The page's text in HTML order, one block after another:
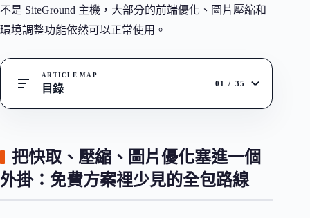
不是 SiteGround 主機，大部分的前端優化、圖片壓縮和
環境調整功能依然可以正常使用。
ARTICLE MAP
目錄 01 / 35
把快取、壓縮、圖片優化塞進一個
外掛：免費方案裡少見的全包路線